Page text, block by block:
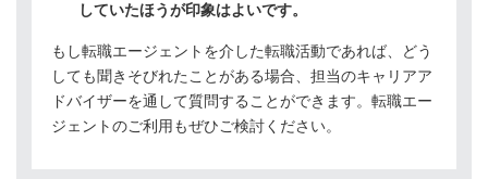
していたほうが印象はよいです。
もし転職エージェントを介した転職活動であれば、どう
しても聞きそびれたことがある場合、担当のキャリアア
ドバイザーを通して質問することができます。転職エー
ジェントのご利用もぜひご検討ください。